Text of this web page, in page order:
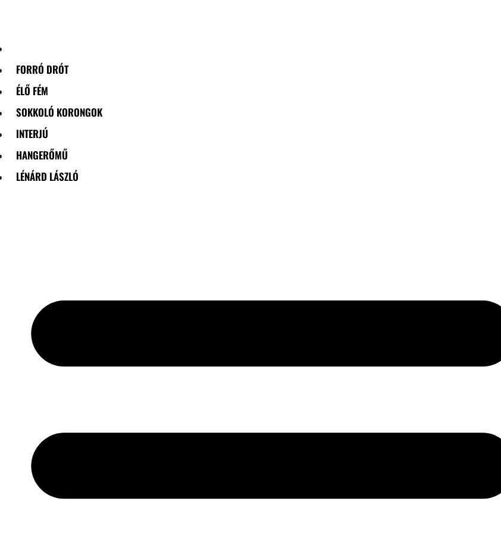
FORRÓ DRÓT
ÉLŐ FÉM
SOKKOLÓ KORONGOK
INTERJÚ
HANGERŐMŰ
LÉNÁRD LÁSZLÓ